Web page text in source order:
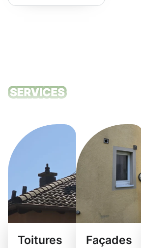
Fortement recommandé !
Toitures
Façades